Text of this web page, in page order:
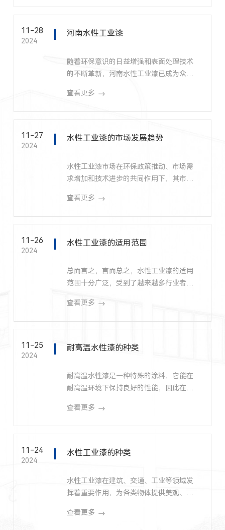
11-28
2024
河南水性工业漆
随着环保意识的日益增强和表面处理技术
的不断革新，河南水性工业漆已成为众多
查看更多
11-27
2024
水性工业漆的市场发展趋势
水性工业漆市场在环保政策推动、市场需
求增加和技术进步的共同作用下，其市场
查看更多
11-26
2024
水性工业漆的适用范围
总而言之，言而总之，水性工业漆的适用
范围十分广泛，受到了越来越多行业者的
查看更多
11-25
2024
耐高温水性漆的种类
耐高温水性漆是一种特殊的涂料，它能在
耐高温环境下保持良好的性能，因此在工
查看更多
11-24
2024
水性工业漆的种类
水性工业漆在建筑、交通、工业等领域发
挥着重要作用，为各类物体提供美观、耐
查看更多